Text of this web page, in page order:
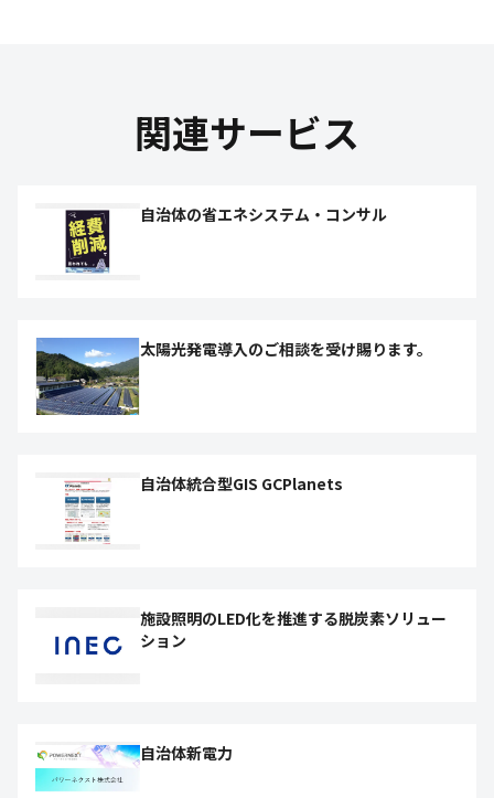
関連サービス
自治体の省エネシステム・コンサル
太陽光発電導入のご相談を受け賜ります。
自治体統合型GIS GCPlanets
施設照明のLED化を推進する脱炭素ソリュー
ション
自治体新電力